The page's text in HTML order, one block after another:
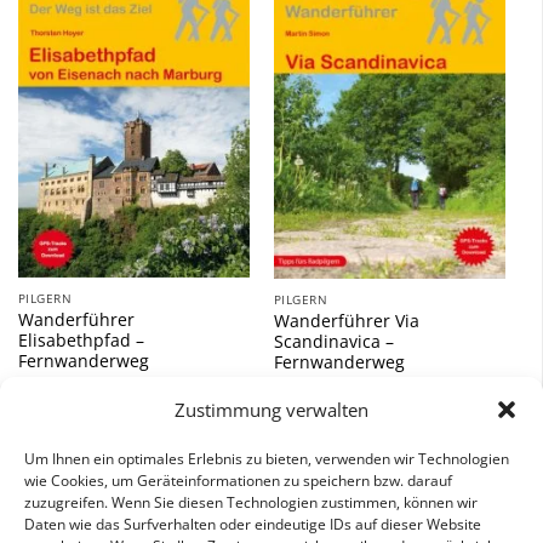
Zustimmung verwalten
Um Ihnen ein optimales Erlebnis zu bieten, verwenden wir Technologien
wie Cookies, um Geräteinformationen zu speichern bzw. darauf
zuzugreifen. Wenn Sie diesen Technologien zustimmen, können wir
Daten wie das Surfverhalten oder eindeutige IDs auf dieser Website
Zu
Wunschliste
hinzufügen
PILGERN
Wanderführer
Elisabethpfad –
Fernwanderweg
Zu
Wunschliste
hinzufügen
PILGERN
Wanderführer Via
Scandinavica –
Fernwanderweg